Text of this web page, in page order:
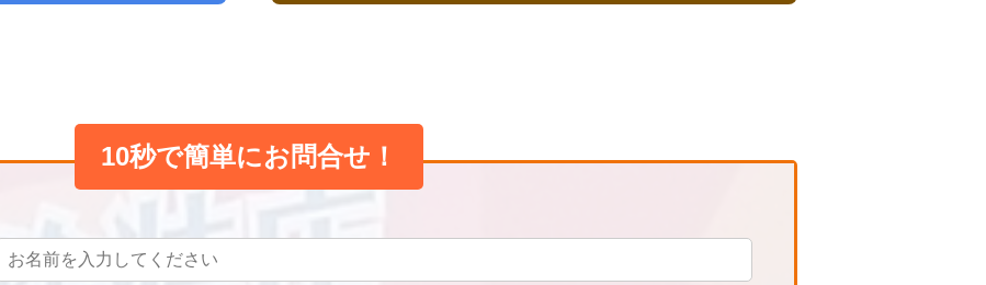
10秒で簡単にお問合せ！